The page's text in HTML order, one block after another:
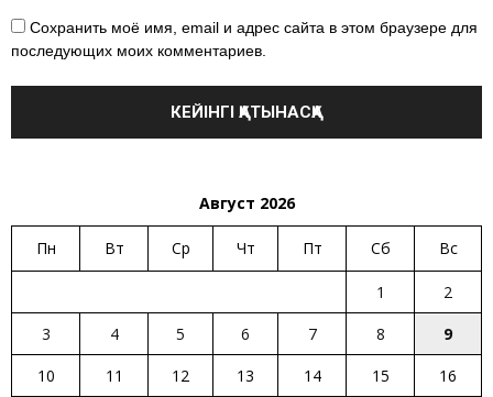
Сохранить моё имя, email и адрес сайта в этом браузере для
последующих моих комментариев.
Август 2026
Пн Вт Ср Чт Пт Сб Вс
1
2
3
4 5 6 7 8
9
10
11 12 13 14 15
16